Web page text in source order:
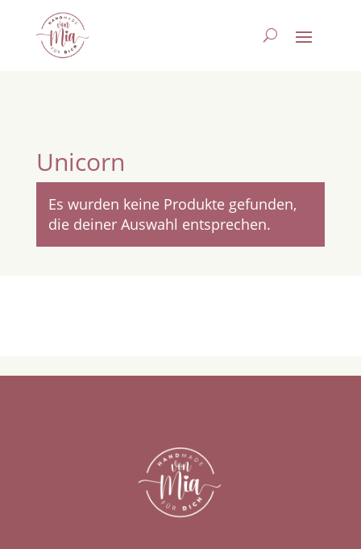
Unicorn
Es wurden keine Produkte gefunden,
die deiner Auswahl entsprechen.